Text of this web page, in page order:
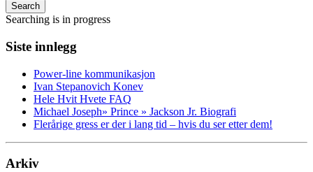
Search
Searching is in progress
Siste innlegg
Power-line kommunikasjon
Ivan Stepanovich Konev
Hele Hvit Hvete FAQ
Michael Joseph» Prince » Jackson Jr. Biografi
Flerårige gress er der i lang tid – hvis du ser etter dem!
Arkiv